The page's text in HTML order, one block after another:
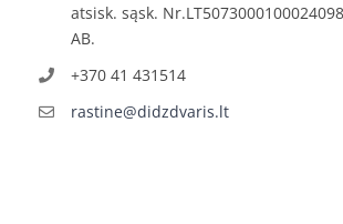
atsisk. sąsk.
AB.
+370 41 431514
rastine@didzdvaris.lt